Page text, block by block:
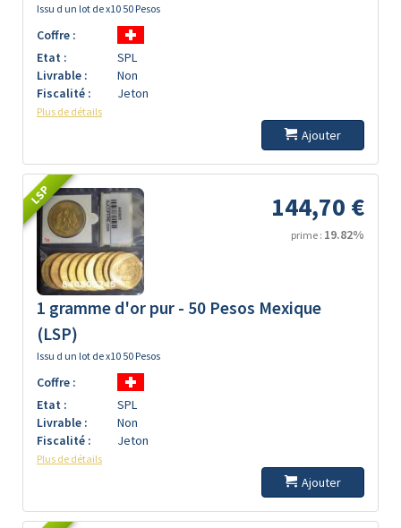
Issu d un lot de x10 50 Pesos
Coffre :
Etat :
SPL
Livrable :
Non
Fiscalité :
Jeton
Plus de détails
Ajouter
LSP 144,70 €
prime : 19.82%
1 gramme d'or pur - 50 Pesos Mexique
(LSP)
Issu d un lot de x10 50 Pesos
Coffre :
Etat :
SPL
Livrable :
Non
Fiscalité :
Jeton
Plus de détails
Ajouter